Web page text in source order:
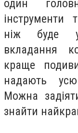
один
інструменти
ніж буде
вкладання
краще
надають
Можна
знайти